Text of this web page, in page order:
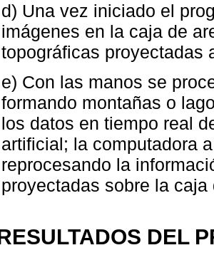
d) Una vez iniciado el
imágenes en la caja de
topográficas proyectadas
e) Con las manos se
formando montañas o
los datos en tiempo real
artificial; la computadora
reprocesando la
proyectadas sobre la caja
DEL